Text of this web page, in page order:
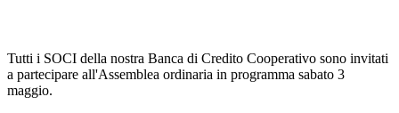
Tutti i SOCI della nostra Banca di Credito Cooperativo sono invitati
a partecipare all'Assemblea ordinaria in programma sabato 3
maggio.